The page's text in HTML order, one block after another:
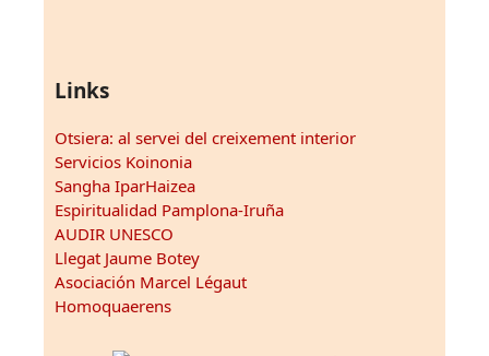
Links
Otsiera: al servei del creixement interior
Servicios Koinonia
Sangha IparHaizea
Espiritualidad Pamplona-Iruña
AUDIR UNESCO
Llegat Jaume Botey
Asociación Marcel Légaut
Homoquaerens